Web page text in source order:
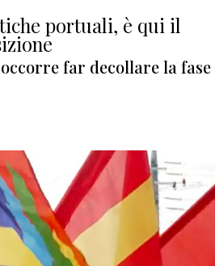
portuali, è qui il
occorre far decollare la fase